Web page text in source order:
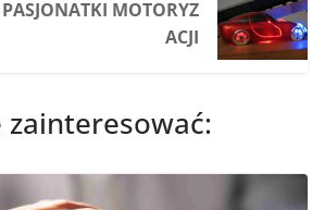
MOTORYZ
ACJI
zainteresować: